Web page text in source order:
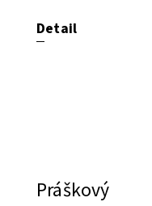
Detail
Práškový